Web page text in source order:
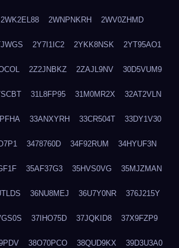
2WK2EL88 2WNPNKRH 2WV0ZHMD
2Y7I1IC2 2YKK8NSK 2YT95AO1
2Z2JNBKZ 2ZAJL9NV 30D5VUM9
31L8FP95 31M0MR2X 32AT2VLN
33ANXYRH 33CR504T 33DY1V30
3478760D 34F92RUM 34HYUF3N
35AF37G3 35HVS0VG 35MJZMAN
36NU8MEJ 36U7Y0NR 376J215Y
37IHO75D 37JQKID8 37X9FZP9
38O70PCO 38QUD9KX 39D3U3A0